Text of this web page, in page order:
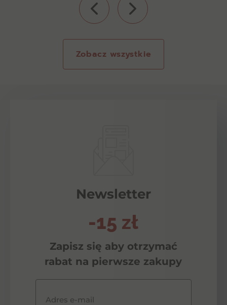
Zobacz wszystkie
Newsletter
-15 zł
Zapisz się aby otrzymać
rabat na pierwsze zakupy
Adres e-mail